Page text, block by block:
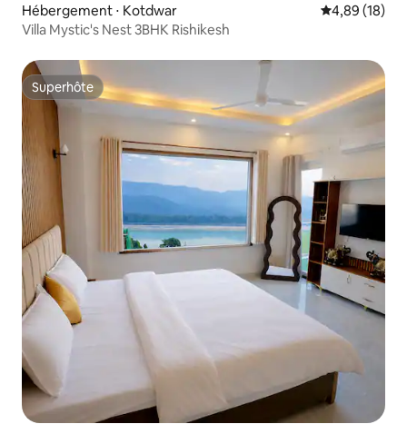
Hébergement ⋅ Kotdwar Évaluation
4,89 (18)
Villa Mystic's Nest 3BHK Rishikesh
Superhôte
Superhôte